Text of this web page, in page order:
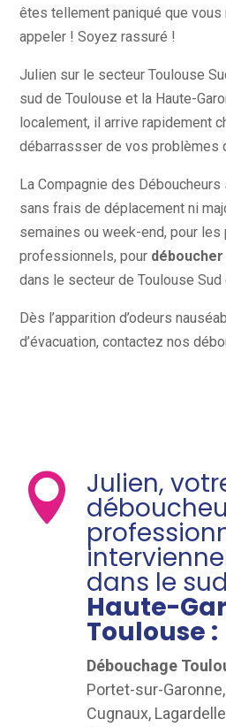
êtes tellement paniqué que vous
appeler ! Soyez rassuré !
Julien sur le secteur Toulouse
sud de Toulouse et la Haute-
localement, il arrive rapidement
débarrassser de vos problèmes
La Compagnie des
sans frais de déplacement ni
semaines ou week-end, pour
professionnels, pour
dans le secteur de Toulouse
Dès l’apparition d’odeurs
d’évacuation, contactez nos
 Julien,
dans le
Haute-
Toulouse :
Débouchage
Portet-sur-
Cugnaux,